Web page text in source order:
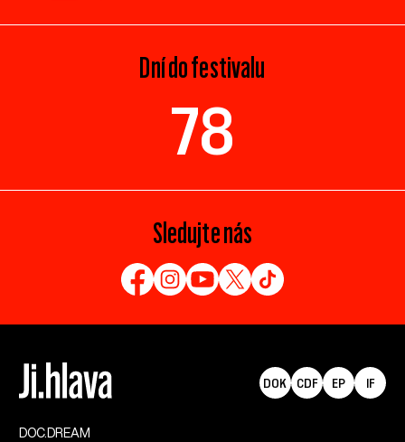
Dní do festivalu
78
Sledujte nás
DOC.DREAM​
DOK CDF EP IF